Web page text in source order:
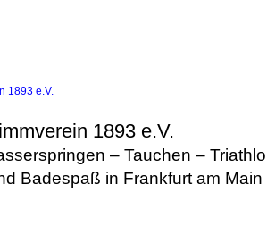
1893 e.V.
– Tauchen –
Badespaß in Frankfurt am Main